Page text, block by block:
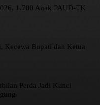
1.700 Anak PAUD-TK
Kecewa Bupati dan Ketua
Perda Jadi Kunci